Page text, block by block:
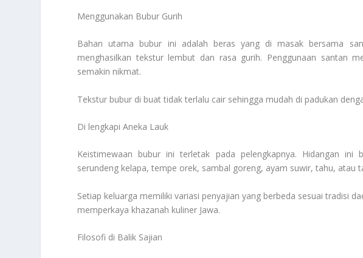
Menggunakan Bubur Gurih
Bahan utama bubur ini adalah beras yang di masak bersama
menghasilkan tekstur lembut dan rasa gurih. Penggunaan santan
semakin nikmat.
Tekstur bubur di buat tidak terlalu cair sehingga mudah di padukan
Di lengkapi Aneka Lauk
Keistimewaan bubur ini terletak pada pelengkapnya. Hidangan
serundeng kelapa, tempe orek, sambal goreng, ayam suwir, tahu, atau
Setiap keluarga memiliki variasi penyajian yang berbeda sesuai tradisi
memperkaya khazanah kuliner Jawa.
Filosofi di Balik Sajian